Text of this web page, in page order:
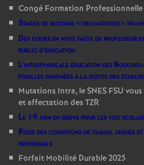
Congé Formation
Stages de seconde «obligatoires»
Des cours en visio faute de professeur·
public d’éducation
L’intersyndicale éducation des
fouilles inopinées à la sortie des
Mutations Intra, le SNES FSU
et affectation des TZR
Le 19 juin en grève pour les vies
Pour des conditions de travail dignes
personnels
Forfait Mobilité Durable 2025